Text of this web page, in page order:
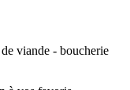
viande - boucherie